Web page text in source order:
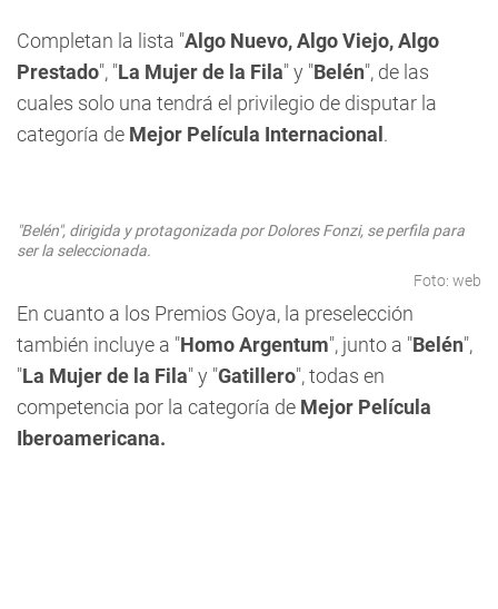
Completan la lista "Algo Nuevo, Algo Viejo, Algo
Prestado", "La Mujer de la Fila" y "Belén", de las
cuales solo una tendrá el privilegio de disputar la
categoría de Mejor Película Internacional.
"Belén", dirigida y protagonizada por Dolores Fonzi, se perfila para
ser la seleccionada.
Foto: web
En cuanto a los Premios Goya, la preselección
también incluye a "Homo Argentum", junto a "Belén",
"La Mujer de la Fila" y "Gatillero", todas en
competencia por la categoría de Mejor Película
Iberoamericana.